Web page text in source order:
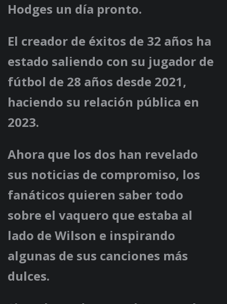
Hodges un día pronto.
El creador de éxitos de 32 años ha
estado saliendo con su jugador de
fútbol de 28 años desde 2021,
haciendo su relación pública en
2023.
Ahora que los dos han revelado
sus noticias de compromiso, los
fanáticos quieren saber todo
sobre el vaquero que estaba al
lado de Wilson e inspirando
algunas de sus canciones más
dulces.